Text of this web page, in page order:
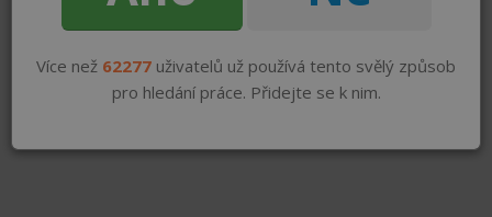
Více než 62277 uživatelů už používá tento svělý způsob
pro hledání práce. Přidejte se k nim.